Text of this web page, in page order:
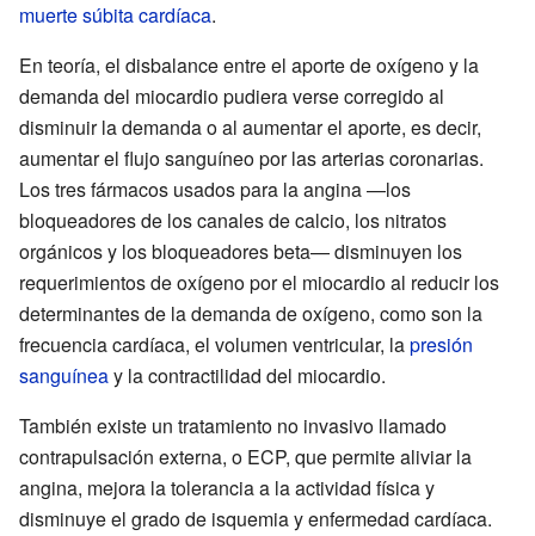
muerte súbita cardíaca.
En teoría, el disbalance entre el aporte de oxígeno y la
demanda del miocardio pudiera verse corregido al
disminuir la demanda o al aumentar el aporte, es decir,
aumentar el flujo sanguíneo por las arterias coronarias.
Los tres fármacos usados para la angina —los
bloqueadores de los canales de calcio, los nitratos
orgánicos y los bloqueadores beta— disminuyen los
requerimientos de oxígeno por el miocardio al reducir los
determinantes de la demanda de oxígeno, como son la
frecuencia cardíaca, el volumen ventricular, lapresión
sanguíneay la contractilidad del miocardio.
También existe un tratamiento no invasivo llamado
contrapulsación externa, o ECP, que permite aliviar la
angina, mejora la tolerancia a la actividad física y
disminuye el grado de isquemia y enfermedad cardíaca.